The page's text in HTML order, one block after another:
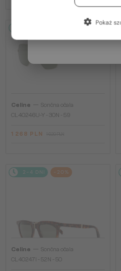
Celine
Sončna očala
CL40246U-Y - 30N - 59
1 268 PLN
2-4 DNI -20%
Celine
Sončna očala
CL40247I - 52N - 50
Pokaż